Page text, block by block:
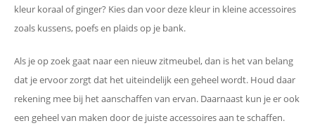
kleur koraal of ginger? Kies dan voor deze kleur in kleine accessoires
zoals kussens, poefs en plaids op je bank.
Als je op zoek gaat naar een nieuw zitmeubel, dan is het van belang
dat je ervoor zorgt dat het uiteindelijk een geheel wordt. Houd daar
rekening mee bij het aanschaffen van ervan. Daarnaast kun je er ook
een geheel van maken door de juiste accessoires aan te schaffen.